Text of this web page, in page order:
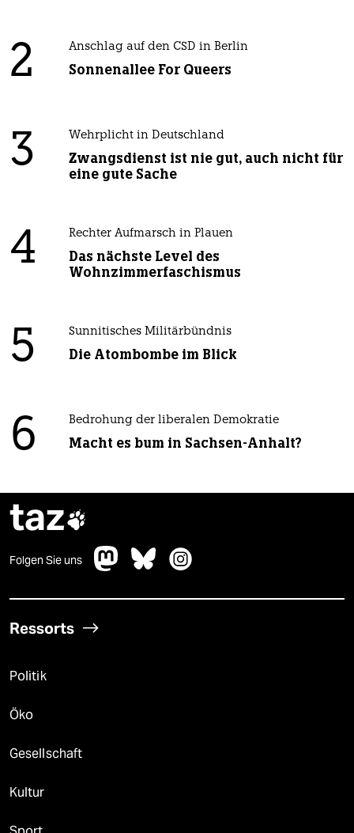
2 Anschlag auf den CSD in Berlin
Sonnenallee For Queers
3 Wehrplicht in Deutschland
Zwangsdienst ist nie gut, auch nicht für
eine gute Sache
4 Rechter Aufmarsch in Plauen
Das nächste Level des
Wohnzimmerfaschismus
5 Sunnitisches Militärbündnis
Die Atombombe im Blick
6 Bedrohung der liberalen Demokratie
Macht es bum in Sachsen-Anhalt?
taz
Folgen Sie uns
Ressorts
Politik
Öko
Gesellschaft
Kultur